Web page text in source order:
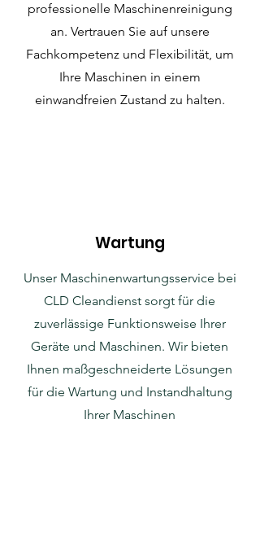
professionelle Maschinenreinigung
an. Vertrauen Sie auf unsere
Fachkompetenz und Flexibilität, um
Ihre Maschinen in einem
einwandfreien Zustand zu halten.
Wartung
Unser Maschinenwartungsservice bei
CLD Cleandienst sorgt für die
zuverlässige Funktionsweise Ihrer
Geräte und Maschinen. Wir bieten
Ihnen maßgeschneiderte Lösungen
für die Wartung und Instandhaltung
Ihrer Maschinen